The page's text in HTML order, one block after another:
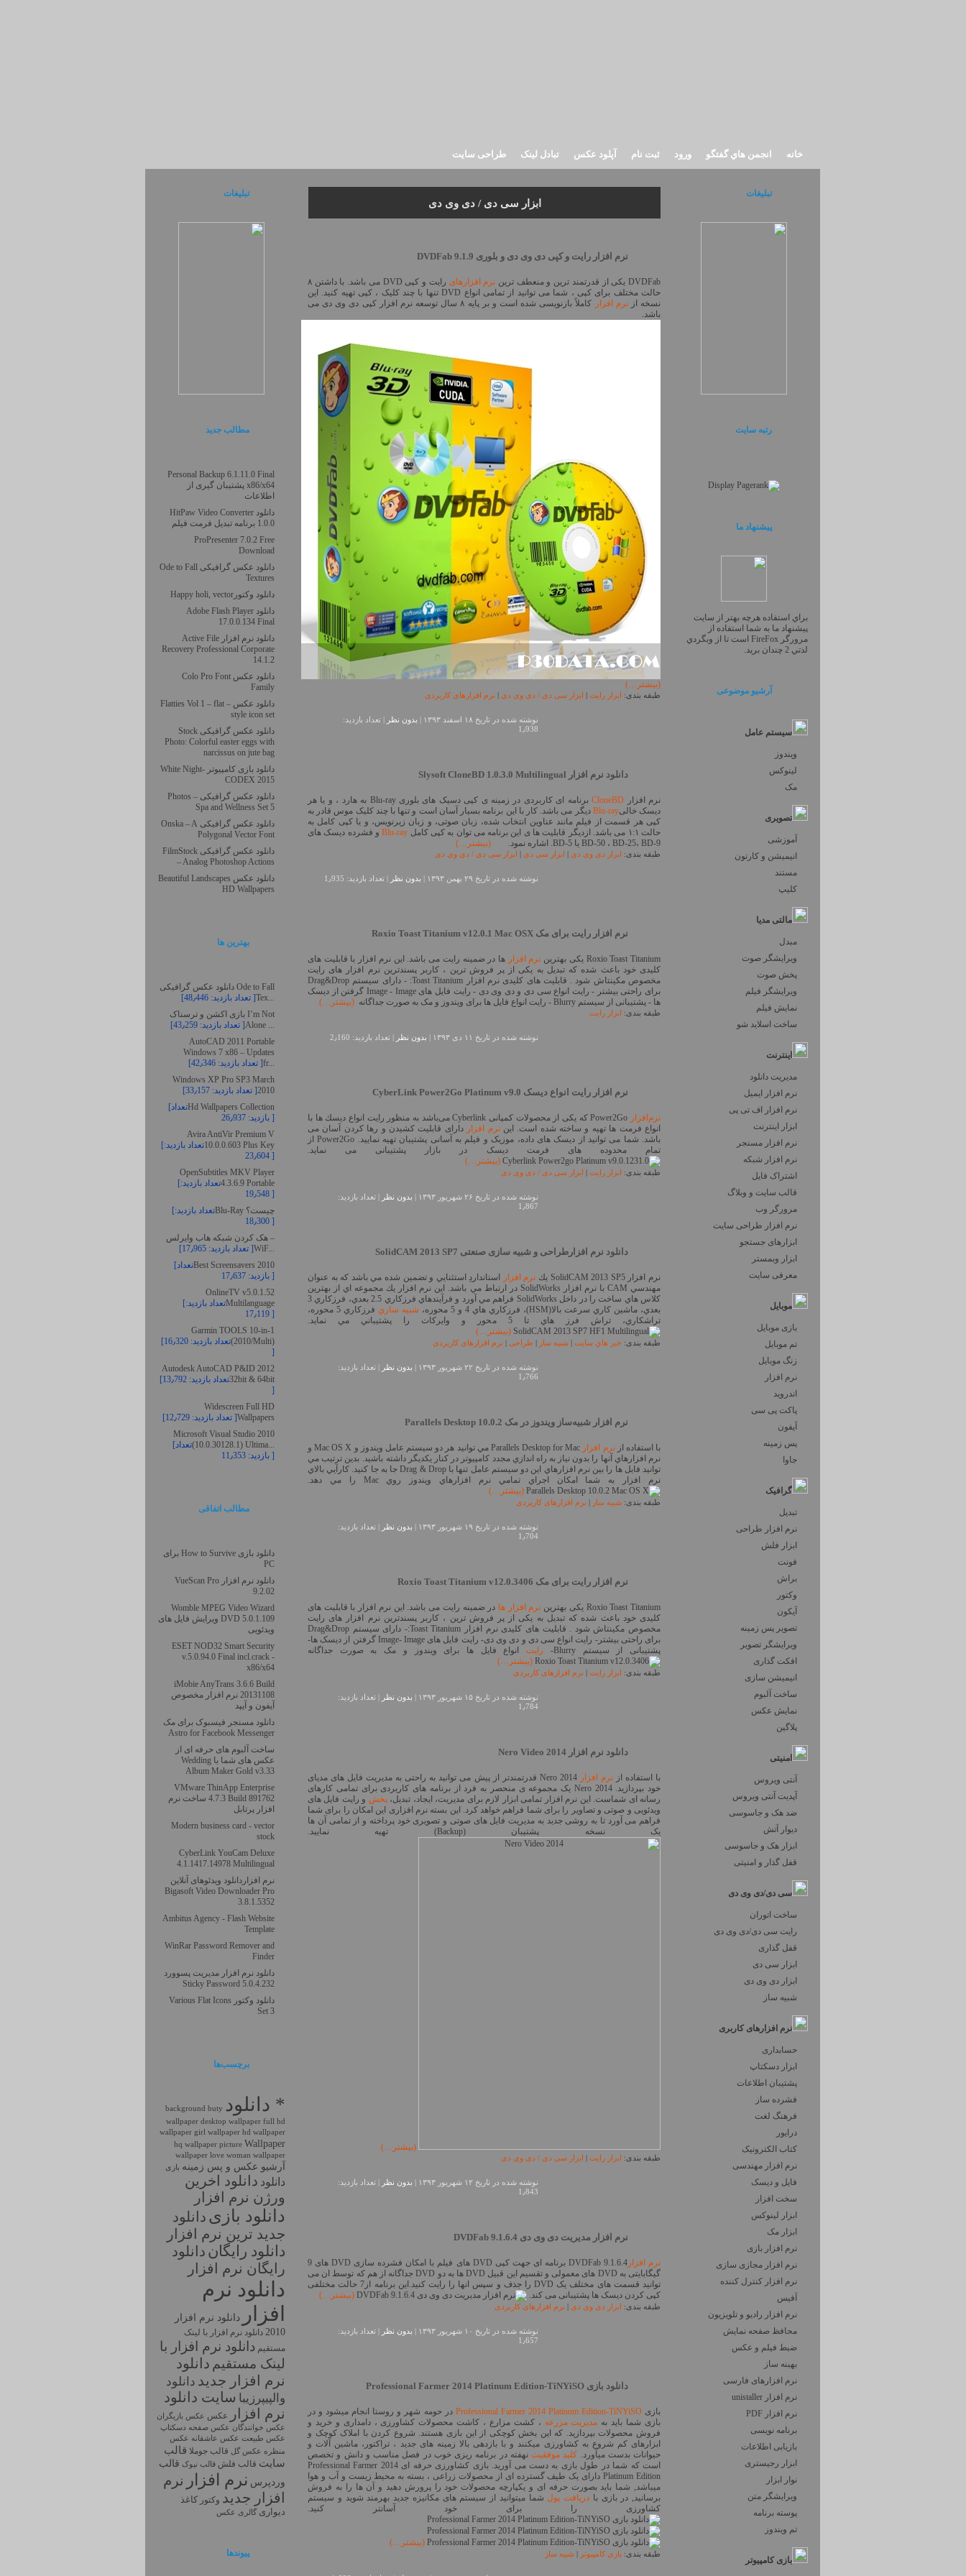
خانه انجمن هاي گفتگو ورود ثبت نام آپلود عکس تبادل لینک طراحی سایت
تبلیغات
آرشیو موضوعی
سیستم عامل
ویندوز
لینوکس
مک
تصویری
آموزشی
انیمیشن و کارتون
مستند
کلیپ
مالتی مدیا
مبدل
ویرایشگر صوت
پخش صوت
ویرایشگر فیلم
نمایش فیلم
ساخت اسلاید شو
اینترنت
مدیریت دانلود
نرم افزار ایمیل
نرم افزار اف تی پی
ابزار اینترنت
نرم افزار مسنجر
نرم افزار شبکه
اشتراک فایل
قالب سایت و وبلاگ
مرورگر وب
نرم افزار طراحی سایت
ابزارهای جستجو
ابزار وبمستر
معرفی سایت
موبایل
بازی موبایل
تم موبایل
زنگ موبایل
نرم افزار
اندروید
پاکت پی سی
آیفون
پس زمینه
جاوا
گرافیک
تبدیل
نرم افزار طراحی
ابزار فلش
فونت
براش
وکتور
آیکون
تصویر پس زمینه
ویرایشگر تصویر
افکت گذاری
انیمیشن سازی
ساخت آلبوم
نمایش عکس
پلاگین
امنیتی
آنتی ویروس
آپدیت آنتی ویروس
ضد هک و جاسوسی
دیوار آتش
ابزار هک و جاسوسی
قفل گذار و امنیتی
سی دی/دی وی دی
ساخت اتوران
رایت سی دی/دی وی دی
قفل گذاری
ابزار سی دی
ابزار دی وی دی
شبیه ساز
نرم افزارهای کاربری
حسابداری
ابزار دسکتاپ
پشتیبان اطلاعات
فشرده ساز
فرهنگ لغت
درایور
کتاب الکترونیک
نرم افزار مهندسی
فایل و دیسک
سخت افزار
ابزار لینوکس
ابزار مک
نرم افزار بازی
نرم افزار مجازی سازی
نرم افزار کنترل کننده
آفیس
نرم افزار رادیو و تلویزیون
محافظ صفحه نمایش
ضبط فيلم و عكس
بهینه ساز
نرم افزارهای فارسی
نرم افزار unistaller
نرم افزار PDF
برنامه نویسی
بازیابی اطلاعات
ابزار رجیستری
نوار ابزار
ویرایشگر متن
پوسته برنامه
تم ویندوز
بازی کامپیوتر
پیشنهاد ما
براي استفاده هرچه بهتر از سايت
پيشنهاد ما به شما استفاده از
مرورگر FireFox است تا از وبگردي
لذتي 2 چندان بريد.
رتبه سایت
ابزار سی دی / دی وی دی
نرم افزار رایت و کپی دی وی دی و بلوری DVDFab 9.1.9
DVDFab یکی از قدرتمند ترین و منعطف ترین نرم افزارهای
رایت و کپی DVD می باشد. با داشتن ۸
حالت مختلف برای کپی ، شما می توانید از تمامی انواع DVD تنها با چند کلیک ، کپی تهیه کنید. این
نسخه ازنرم افزار
کاملاً بازنویسی شده است و بر پایه ۸ سال توسعه نرم افزار کپی دی وی دی می
باشد.
(بیشتر…)
طبقه بندی: ابزار رایت ابزار سی دی / دی وی دی نرم افزارهای کاربردی
نوشته شده در تاريخ ۱۸ اسفند ۱۳۹۳ | بدون نظر
| تعداد بازدید:
1٫938
دانلود نرم افزار Slysoft CloneBD 1.0.3.0 Multilingual
نرم افزار CloneBD
برنامه ای کاربردی در زمینه ی کپی دسیک های بلوری Blu-ray به هارد ، و یا هر
دیسک خالیBlu-ray دیگر می باشد. کار با این برنامه بسیار آسان است و تنها با چند کلیک موس قادر به
کپی هر قسمت از فیلم مانند عناوین انتخاب شده، زبان صوتی، و زبان زیرنویس، و یا کپی کامل به
حالت ۱:۱ می باشد. ازدیگر قابلیت ها ی این برنامه می توان به کپی کامل
Blu-rayو فشرده دیسک های
BD-50 ، BD-25، BD-9 یا BD-5. اشاره نمود.
(بیشتر…)
طبقه بندی: ابزار دی وی دی ابزار سی دی ابزار سی دی / دی وی دی
نوشته شده در تاريخ ۲۹ بهمن ۱۳۹۳ | بدون نظر | تعداد بازدید: 1٫935
نرم افزار رایت برای مک Roxio Toast Titanium v12.0.1 Mac OSX
Roxio Toast Titanium یکی بهترین نرم افزارها در ضمینه رایت می باشد. این نرم افزار با قابلیت های
کلیدی خود باعث شده که تبدیل به یکی از پر فروش ترین ، کاربر پسندترین نرم افزار های رایت
مخصوص مکینتاش شود . قابلیت های کلیدی نرم افزار Toast Titanium: - دارای سیستم Drag&Drop
برای راحتی بیشتر - رایت انواع سی دی و دی وی دی - رایت فایل های Image - Image گرفتن از دیسک
ها - پشتیبانی از سیستم Blurry - رایت انواع فایل ها برای ویندوز و مک به صورت جداگانه
(بیشتر…)
طبقه بندی: ابزار رایت
نوشته شده در تاريخ ۱۱ دی ۱۳۹۳ | بدون نظر | تعداد بازدید: 2٫160
نرم افزار رایت انواع دیسک CyberLink Power2Go Platinum v9.0
نرم‌افزار
Power2Go كه یكی از محصولات كمپانی Cyberlink می‌باشد به منظور رایت انواع دیسك ‌ها با
انواع فرمت‌ ها تهیه و ساخته شده است. ایننرم افزاردارای قابلیت کشیدن و رها کردن آسان می
باشد. شما می توانید از دیسک های داده، موزیک و فیلم به آسانی پشتیبان تهیه نمایید. Power2Go از
تمام محدوده های فرمت دیسک در بازار پشتیبانی می نماید.
(بیشتر…)
طبقه بندی: ابزار رایت ابزار سی دی / دی وی دی
نوشته شده در تاريخ ۲۶ شهریور ۱۳۹۳ | بدون نظر
| تعداد بازدید:
1٫867
دانلود نرم افزارطراحی و شبیه سازی صنعتی SolidCAM 2013 SP7
نرم افزار SolidCAM 2013 SP5 يك نرم افزار
استانداردِ استثنايي و تضمين شده مي باشد كه به عنوان
مهندسي CAM با نرم افزار SolidWorks در ارتباط مي باشد. اين نرم افزار يك مجموعه اي از بهترين
كلاس هاي ساخت را در داخل SolidWorks فراهم مي آورد و فرآيندهاي فرزكاري 2.5 بعدي، فرزكاري 3
بعدي، ماشين كاري سرعت بالا(HSM)، فرزكاري هاي 4 و 5 محوره،
شبيه سازي
فرزكاري 5 محوره،
تراشكاري، تراش فرز هاي تا 5 محور و وايركات را پشتيباني مي نمايد.
(بیشتر…)
طبقه بندی: خبر هاي سايت شبیه ساز طراحی نرم افزارهای کاربردی
نوشته شده در تاريخ ۲۲ شهریور ۱۳۹۳ | بدون نظر
| تعداد بازدید:
1٫766
نرم افزار شبیه‌ساز ویندوز در مک Parallels Desktop 10.0.2
با استفاده ازنرم افزار
Parallels Desktop for Mac مي توانيد هر دو سيستم عامل ويندوز و Mac OS X و
نرم افزارهاي آنها را بدون نياز به راه اندازي مجدد کامپيوتر در کنار يکديگر داشته باشيد. بدين ترتيب مي
توانيد فايل ها را بين نرم افزارهاي اين دو سيستم عامل تنها با Drag & Drop جا به جا کنيد. کارآيي بالاي
نرم افزار به شما امکان اجراي تمامي نرم افزارهاي ويندوز روي Mac را مي دهد.
(بیشتر…)
طبقه بندی: شبیه ساز نرم افزارهای کاربردی
نوشته شده در تاريخ ۱۹ شهریور ۱۳۹۳ | بدون نظر
| تعداد بازدید:
1٫704
نرم افزار رایت برای مک Roxio Toast Titanium v12.0.3406
Roxio Toast Titanium یکی بهترین نرم افزار ها در ضمینه رایت می باشد. این نرم افزار با قابلیت های
کلیدی خود باعث شده که تبدیل به یکی از پر فروش ترین ، کاربر پسندترین نرم افزار های رایت
مخصوص مکینتاش شود . قابلیت های کلیدی نرم افزار Toast Titanium:- دارای سیستم Drag&Drop
برای راحتی بیشتر- رایت انواع سی دی و دی وی دی- رایت فایل های Image- Image گرفتن از دیسک ها-
پشتیبانی از سیستم Blurry-
رایت
انواع فایل ها برای ویندوز و مک به صورت جداگانه
(بیشتر…)
طبقه بندی: ابزار رایت نرم افزارهای کاربردی
نوشته شده در تاريخ ۱۵ شهریور ۱۳۹۳ | بدون نظر
| تعداد بازدید:
1٫784
دانلود نرم افزار Nero Video 2014
با استفاده ازنرم افزار
Nero 2014 قدرتمندتر از پیش می توانید به راحتی به مدیریت فایل های مدیای
خود بپردازید. Nero 2014 یک مجموعه ی منحصر به فرد از برنامه های کاربردی برای تمامی کارهای
رسانه ای شماست. این نرم افزار تمامی ابزار لازم برای مدیریت، ایجاد، تبدیل،پخش و رایت فایل های
ویدئویی و صوتی و تصاویر را برای شما فراهم خواهد کرد. این بسته نرم افزاری این امکان را برای شما
فراهم می آورد تا به روشی جدید به مدیریت فایل های صوتی و تصویری خود پرداخته و از تمامی آن ها
یک نسخه پشتیبان (Backup) تهیه نمایید.
(بیشتر…)
طبقه بندی: ابزار رایت ابزار سی دی / دی وی دی
نوشته شده در تاريخ ۱۲ شهریور ۱۳۹۳ | بدون نظر
| تعداد بازدید:
1٫843
نرم افزار مدیریت دی وی دی DVDFab 9.1.6.4
نرم افزارDVDFab 9.1.6.4
برنامه ای جهت کپی DVD های فیلم با امکان فشرده سازی DVD های 9
گیگابایتی به DVD های معمولی و تقسیم این قبیل DVD ها به دو DVD جداگانه از هم که توسط ان می
توانید قسمت های مختلف یک DVD را جذف و سپس انها را رایت کنید.این برنامه از7 حالت مختلفی
کپی کردن دیسک ها پشتیبانی می کند.
(بیشتر…)
طبقه بندی: ابزار دی وی دی نرم افزارهای کاربردی
نوشته شده در تاريخ ۱۰ شهریور ۱۳۹۳ | بدون نظر
| تعداد بازدید:
1٫657
دانلود بازی Professional Farmer 2014 Platinum Edition-TiNYiSO
بازی Professional Farmer 2014 Platinum Edition-TiNYiSO در حومه شهر و روستا انجام میشود و در
بازی شما باید به مدیریت مزرعه ، کشت مزارع ، کاشت محصولات کشاورزی ، دامداری و خرید و
فروش محصولات بپردازید. که این بخش کوچکی از این بازی هستند. شروع کردن با املاک کوچک و
ابزارهای کم شروع به کشاورزی میکنند و با بازدهی بالا زمینه های جدید ، تراکتور، ماشین آلات و
حیوانات بدست میآورد. کلید موفقیت نهفته در برنامه ریزی خوب در فصل مناسب و دانش و تخصص
است که شما در طول بازی به دست می آورید. بازی کشاورزی حرفه ای Professional Farmer 2014
Platinum Edition دارای یک طیف گسترده ای از محصولات زراعی ، بسته به محیط زیست و آب و هوا
میباشد, شما باید بصورت حرفه ای و یکپارچه محصولات خود را پرورش دهید و آن ها را به فروش
برسانید, در بازی با دریافت پول شما میتوانید از سیستم های مکانیزه جدید بهرمند شوید و سیستم
کشاورزی را برای خود آسانتر کنید.
(بیشتر…)
طبقه بندی: بازی کامپیوتر شبیه ساز
تبلیغات
مطالب جديد
Personal Backup 6.1.11.0 Final
x86/x64 پشتیبان گیری از
اطلاعات
دانلود HitPaw Video Converter
1.0.0 برنامه تبدیل فرمت فیلم
ProPresenter 7.0.2 Free
Download
دانلود عکس گرافیکی Ode to Fall
Textures
دانلود وکتورHappy holi, vector
دانلود Adobe Flash Player
17.0.0.134 Final
دانلود نرم افزار Active File
Recovery Professional Corporate
14.1.2
دانلود عکس Colo Pro Font
Family
دانلود عکس – Flatties Vol 1 – flat
style icon set
دانلود عکس گرافیکی Stock
Photo: Colorful easter eggs with
narcissus on jute bag
دانلود بازی کامپیوتر White Night-
CODEX 2015
دانلود عکس گرافیکی Photos –
Spa and Wellness Set 5
دانلود عکس گرافیکی Onska – A
Polygonal Vector Font
دانلود عکس گرافیکی FilmStock
– Analog Photoshop Actions
دانلود عکس Beautiful Landscapes
HD Wallpapers
بهترين ها
دانلود عکس گرافیکی Ode to Fall
Tex...[تعداد بازدید: 48٫446 ]
بازی اکشن و ترسناک I’m Not
Alone ...[تعداد بازدید: 43٫259 ]
AutoCAD 2011 Portable
Windows 7 x86 – Updates
fr... [تعداد بازدید: 42٫346 ]
Windows XP Pro SP3 March
2010[تعداد بازدید: 33٫157 ]
Hd Wallpapers Collection
[تعداد
بازدید: 26٫937 ]
Avira AntiVir Premium V
10.0.0.603 Plus Key
[تعداد بازدید:
23٫604 ]
OpenSubtitles MKV Player
4.3.6.9 Portable
[تعداد بازدید:
19٫548 ]
Blu-Ray چیست؟
[تعداد بازدید:
18٫300 ]
هک کردن شبکه هاب وایرلس –
WiF...[تعداد بازدید: 17٫965 ]
Best Screensavers 2010
[تعداد
بازدید: 17٫637 ]
OnlineTV v5.0.1.52
Multilanguage
[تعداد بازدید:
17٫119 ]
Garmin TOOLS 10-in-1
(2010/Multi)
[تعداد بازدید: 16٫320
]
Autodesk AutoCAD P&ID 2012
32bit & 64bit
[تعداد بازدید: 13٫792
]
Widescreen Full HD
Wallpapers[تعداد بازدید: 12٫729 ]
Microsoft Visual Studio 2010
(10.0.30128.1) Ultima...
[تعداد
بازدید: 11٫353 ]
مطالب اتفاقی
دانلود بازی How to Survive برای
PC
دانلود نرم افزار VueScan Pro
9.2.02
Womble MPEG Video Wizard
DVD 5.0.1.109 ویرایش فایل های
ویدئویی
ESET NOD32 Smart Security
v.5.0.94.0 Final incl.crack -
x86/x64
iMobie AnyTrans 3.6.6 Build
20131108 نرم افزار مخصوص
آیفون و آیپد
دانلود مسنجر فیسبوک برای مک
Astro for Facebook Messenger
ساخت آلبوم های حرفه ای از
عکس های شما با Wedding
Album Maker Gold v3.33
VMware ThinApp Enterprise
4.7.3 Build 891762 ساخت نرم
افزار پرتابل
Modern business card - vector
stock
CyberLink YouCam Deluxe
4.1.1417.14978 Multilingual
نرم افزاردانلود ویدئوهای آنلاین
Bigasoft Video Downloader Pro
3.8.1.5352
Ambitus Agency - Flash Website
Template
WinRar Password Remover and
Finder
دانلود نرم افزار مدیریت پسوورد
Sticky Password 5.0.4.232
دانلود وکتور Various Flat Icons
Set 3
برچسب‌ها
* دانلود background buty
wallpaper desktop wallpaper full hd
wallpaper girl wallpaper hd wallpaper
hq wallpaper picture Wallpaper
wallpaper love woman wallpaper
آرشیو عکس و پس زمینه بازی
دانلود دانلود اخرين
ورژن نرم افزار
دانلود بازی دانلود
جديد ترين نرم افزار
دانلود رايگان دانلود
رايگان نرم افزار
دانلود نرم
افزار
دانلود نرم افزار
2010 دانلود نرم افزار با لينک
مستقيم دانلود نرم افزار با
لینک مستقیم دانلود
نرم افزار جديد دانلود
والپیپرزیبا سايت دانلود
نرم افزار
عکس عکس بازیگران
عکس خوانندگان عکس صفحه دسکتاپ
عکس طبیعت عکس عاشقانه عکس
منظره عکس گل قالب جوملا قالب
سایت قالب فلش قالب نیوک قالب
وردپرس نرم افزار نرم
افزار جديد وکتور کاغذ
دیواری گالری عکس
پیوندها